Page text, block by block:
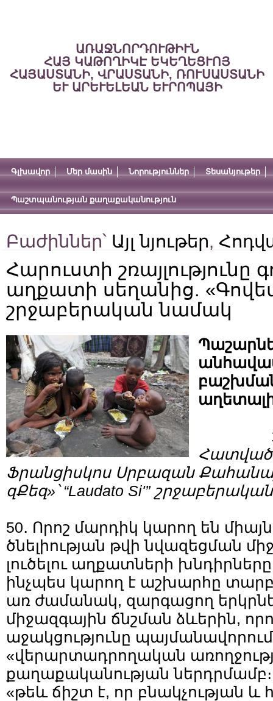
ԱՌԱՋՆՈՐԴՈՒԹԻՒՆ
ՀԱՅ ԿԱԹՈՂԻԿԷ ԵԿԵՂԵՑՒՈՅ
ՀԱՅԱՍՏԱՆԻ, ՎՐԱՍՏԱՆԻ, ՌՈՒՍԱՍՏԱՆԻ
ԵՒ ԱՐԵՒԵԼԵԱՆ ԵՒՐՈՊԱՅԻ
Գլխավոր Մեր մասին Նորություններ Տեսանյութեր
Պաշտպանության քաղաքականություն
Բաժիններ՝ Այլ նյութեր,
Հարուստի շռայլությունը
աղքատի սեղանից.
շրջաբերական նամակ
Հատված՝
Ֆրանցիսկոս Սրբազան
զՔեզ»՝ “Laudato Si'”
50․ Որոշ մարդիկ կարող են
ծնելիության թվի նվազեցման
լուծելու աղքատների
ինչպես կարող է աշխարհը
առ ժամանակ, զարգացող
միջազգային ճնշման ձևերին,
աջակցությունը
«վերարտադրողական
քաղաքականության ներդրմամբ։
«թեև ճիշտ է, որ բնակչության և